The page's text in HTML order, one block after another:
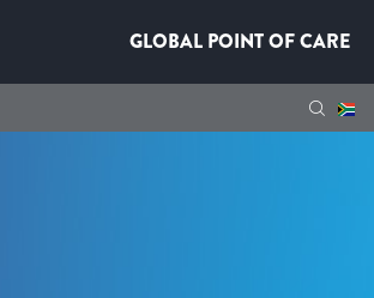
GLOBAL POINT OF CARE